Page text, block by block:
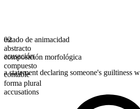
estado de animacidad
abstracto
composición morfológica
compuesto
contable
forma plural
accusations
02
acusación
a statement declaring someone's guiltiness